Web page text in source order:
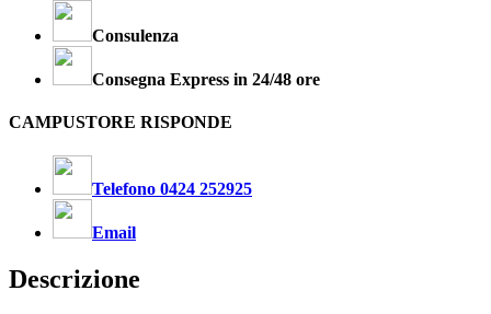
Consulenza
Consegna Express in 24/48 ore
CAMPUSTORE RISPONDE
Telefono 0424 252925
Email
Descrizione